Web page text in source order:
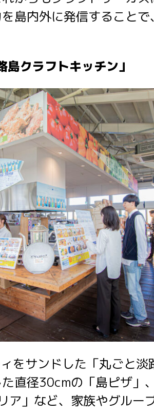
島内外に発信すること
島クラフトキッチン」
をサンドした「丸ごと淡
直径30cmの「島ピザ」
ア」など、家族やグルー